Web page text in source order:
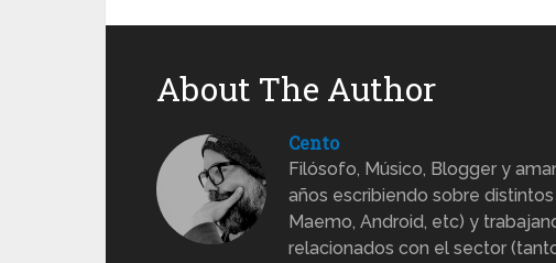
About The Author
Cento
Filósofo, Músico, Blogger y
años escribiendo sobre
Maemo, Android, etc) y
relacionados con el sector